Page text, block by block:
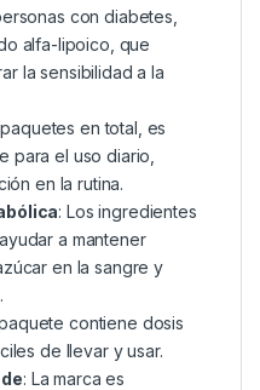
con diabetes,
alfa-lipoico, que
la sensibilidad a la
en total, es
para el uso diario,
en la rutina.
: Los ingredientes
a mantener
en la sangre y
contiene dosis
de llevar y usar.
: La marca es